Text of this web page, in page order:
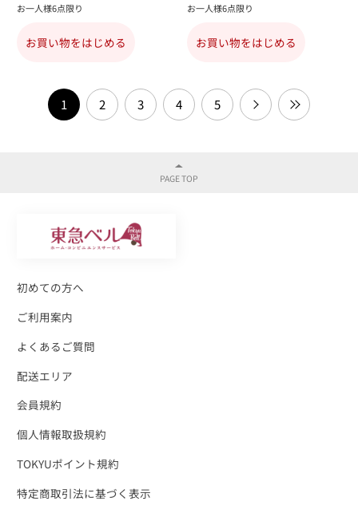
お一人様6点限り
お買い物をはじめる
お一人様6点限り
お買い物をはじめる
1 2 3 4 5
初めての方へ
ご利用案内
よくあるご質問
配送エリア
会員規約
個人情報取扱規約
TOKYUポイント規約
特定商取引法に基づく表示